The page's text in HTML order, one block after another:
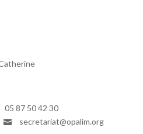
05 87 50 42 30
secretariat@opalim.org